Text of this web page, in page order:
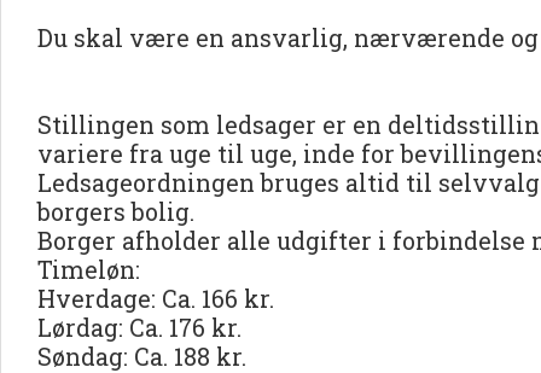
Du skal være en ansvarlig, nærværende
Stillingen som ledsager er en
variere fra uge til uge, inde for
Ledsageordningen bruges altid til
borgers bolig.
Borger afholder alle udgifter i forbindelse
Timeløn:
Hverdage: Ca. 166 kr.
Lørdag: Ca. 176 kr.
Søndag: Ca. 188 kr.